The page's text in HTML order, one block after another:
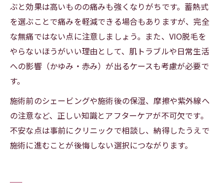
ぶと効果は高いものの痛みも強くなりがちです。蓄熱式
を選ぶことで痛みを軽減できる場合もありますが、完全
な無痛ではない点に注意しましょう。また、VIO脱毛を
やらないほうがいい理由として、肌トラブルや日常生活
への影響（かゆみ・赤み）が出るケースも考慮が必要で
す。
施術前のシェービングや施術後の保湿、摩擦や紫外線へ
の注意など、正しい知識とアフターケアが不可欠です。
不安な点は事前にクリニックで相談し、納得したうえで
施術に進むことが後悔しない選択につながります。